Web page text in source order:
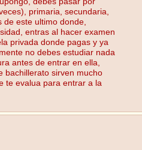
primaria, secundaria,
de este ultimo donde,
entras al hacer examen
privada donde pagas y ya
no debes estudiar nada
antes de entrar en ella,
bachillerato sirven mucho
te evalua para entrar a la